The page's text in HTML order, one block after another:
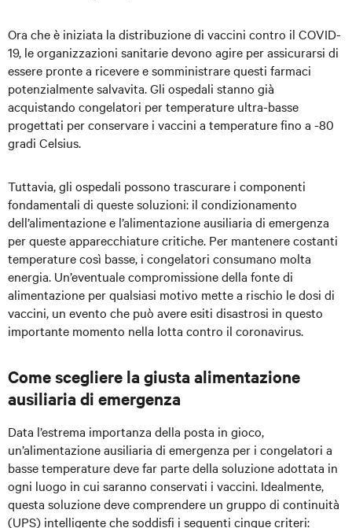
Ora che è iniziata la distribuzione di vaccini contro il COVID-
19, le organizzazioni sanitarie devono agire per assicurarsi di
essere pronte a ricevere e somministrare questi farmaci
potenzialmente salvavita. Gli ospedali stanno già
acquistando congelatori per temperature ultra-basse
progettati per conservare i vaccini a temperature fino a -80
gradi Celsius.
Tuttavia, gli ospedali possono trascurare i componenti
fondamentali di queste soluzioni: il condizionamento
dell’alimentazione e l’alimentazione ausiliaria di emergenza
per queste apparecchiature critiche. Per mantenere costanti
temperature così basse, i congelatori consumano molta
energia. Un’eventuale compromissione della fonte di
alimentazione per qualsiasi motivo mette a rischio le dosi di
vaccini, un evento che può avere esiti disastrosi in questo
importante momento nella lotta contro il coronavirus.
Come scegliere la giusta alimentazione
ausiliaria di emergenza
Data l’estrema importanza della posta in gioco,
un’alimentazione ausiliaria di emergenza per i congelatori a
basse temperature deve far parte della soluzione adottata in
ogni luogo in cui saranno conservati i vaccini. Idealmente,
questa soluzione deve comprendere un gruppo di continuità
(UPS) intelligente che soddisfi i seguenti cinque criteri: